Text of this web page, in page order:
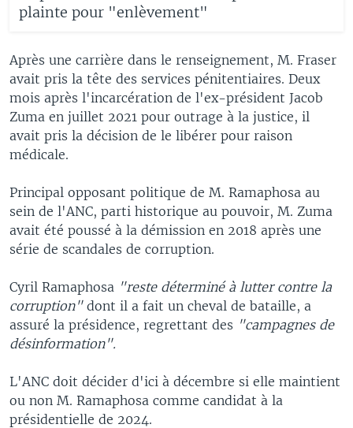
plainte pour "enlèvement"
Après une carrière dans le renseignement, M. Fraser
avait pris la tête des services pénitentiaires. Deux
mois après l'incarcération de l'ex-président Jacob
Zuma en juillet 2021 pour outrage à la justice, il
avait pris la décision de le libérer pour raison
médicale.
Principal opposant politique de M. Ramaphosa au
sein de l'ANC, parti historique au pouvoir, M. Zuma
avait été poussé à la démission en 2018 après une
série de scandales de corruption.
Cyril Ramaphosa "reste déterminé à lutter contre la
corruption"dont il a fait un cheval de bataille, a
assuré la présidence, regrettant des "campagnes de
désinformation".
L'ANC doit décider d'ici à décembre si elle maintient
ou non M. Ramaphosa comme candidat à la
présidentielle de 2024.